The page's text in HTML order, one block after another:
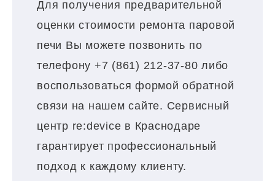
Для получения предварительной
оценки стоимости ремонта паровой
печи Вы можете позвонить по
телефону +7 (861) 212-37-80 либо
воспользоваться формой обратной
связи на нашем сайте. Сервисный
центр re:device в Краснодаре
гарантирует профессиональный
подход к каждому клиенту.